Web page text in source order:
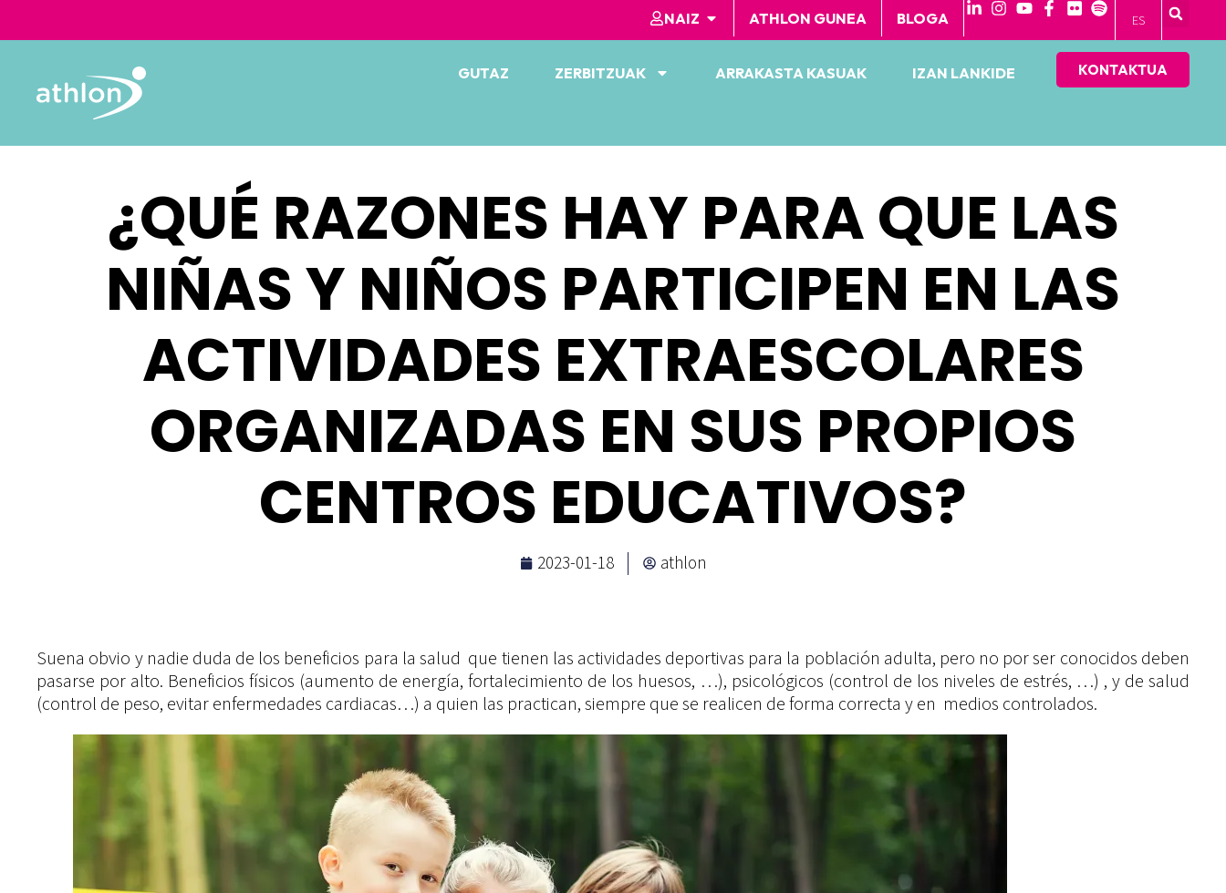
NAIZ ATHLON GUNEA BLOGA ES
GUTAZ ZERBITZUAK ARRAKASTA KASUAK IZAN LANKIDE KONTAKTUA
¿QUÉ RAZONES HAY PARA QUE LAS
NIÑAS Y NIÑOS PARTICIPEN EN LAS
ACTIVIDADES EXTRAESCOLARES
ORGANIZADAS EN SUS PROPIOS
CENTROS EDUCATIVOS?
2023-01-18 athlon
Suena obvio y nadie duda de los beneficios para la salud que tienen las actividades deportivas para la población adulta, pero no por ser conocidos deben
pasarse por alto. Beneficios físicos (aumento de energía, fortalecimiento de los huesos, …), psicológicos (control de los niveles de estrés, …) , y de salud
(control de peso, evitar enfermedades cardiacas…) a quien las practican, siempre que se realicen de forma correcta y en medios controlados.